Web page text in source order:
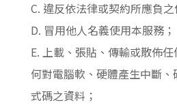
C. 違反依法律或契約所應負之
D. 冒用他人名義使用本服務；
E. 上載、張貼、傳輸或散佈
何對電腦軟、硬體產生中斷
式碼之資料；